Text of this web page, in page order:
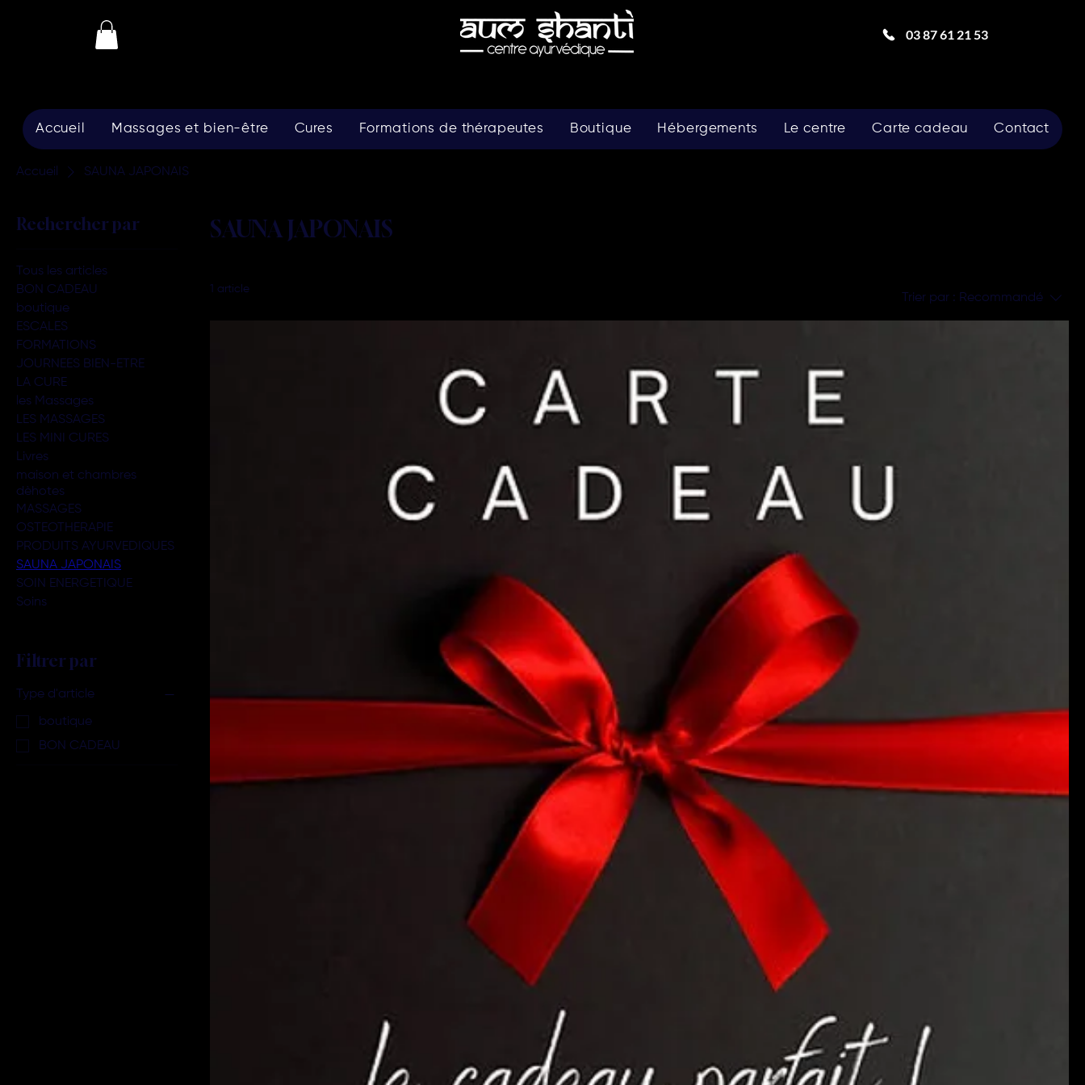
03 87 61 21 53
Accueil Massages et bien-être Cures Formations de thérapeutes Boutique Hébergements Le centre Carte cadeau Contact
Accueil SAUNA JAPONAIS
Rechercher par
Tous les articles
BON CADEAU
boutique
ESCALES
FORMATIONS
JOURNEES BIEN-ETRE
LA CURE
les Massages
LES MASSAGES
LES MINI CURES
Livres
maison et chambres
dèhotes
MASSAGES
OSTEOTHERAPIE
PRODUITS AYURVEDIQUES
SAUNA JAPONAIS
SOIN ENERGETIQUE
Soins
Filtrer par
Type d'article
boutique
BON CADEAU
SAUNA JAPONAIS
1 article
Trier par : Recommandé